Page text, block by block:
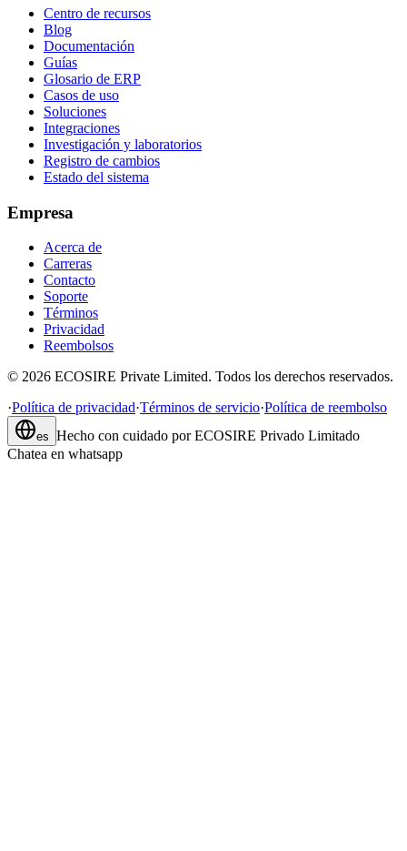
Centro de recursos
Blog
Documentación
Guías
Glosario de ERP
Casos de uso
Soluciones
Integraciones
Investigación y laboratorios
Registro de cambios
Estado del sistema
Empresa
Acerca de
Carreras
Contacto
Soporte
Términos
Privacidad
Reembolsos
© 2026 ECOSIRE Private Limited. Todos los derechos reservados.
·Política de privacidad·Términos de servicio·Política de reembolso
es Hecho con cuidado por ECOSIRE Privado Limitado
Chatea en whatsapp